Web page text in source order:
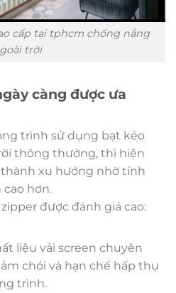
cấp tại tphcm chống nắng
trời
càng được ưa
trình sử dụng bạt kéo
thông thường, thì hiện
xu hướng nhờ tính
hơn.
được đánh giá cao:
liệu vải screen chuyên
chói và hạn chế hấp thụ
trình.